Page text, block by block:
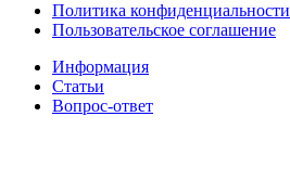
Политика конфиденциальности
Пользовательское соглашение
Информация
Статьи
Вопрос-ответ